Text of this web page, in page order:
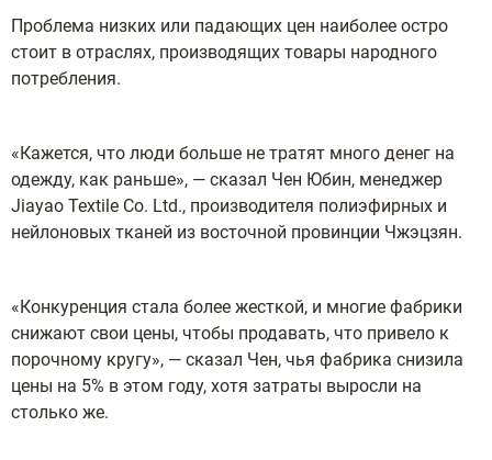
Проблема низких или падающих цен наиболее остро
стоит в отраслях, производящих товары народного
потребления.
«Кажется, что люди больше не тратят много денег на
одежду, как раньше», — сказал Чен Юбин, менеджер
Jiayao Textile Co. Ltd., производителя полиэфирных и
нейлоновых тканей из восточной провинции Чжэцзян.
«Конкуренция стала более жесткой, и многие фабрики
снижают свои цены, чтобы продавать, что привело к
порочному кругу», — сказал Чен, чья фабрика снизила
цены на 5% в этом году, хотя затраты выросли на
столько же.